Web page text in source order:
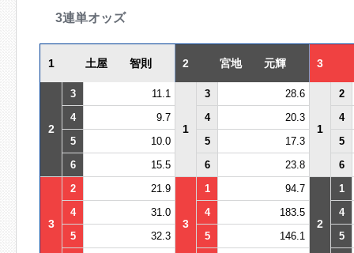
3連単オッズ
1 土屋 智則 2 宮地 元輝 3
2
3 11.1
1
3 28.6
1
2
4
9.7 4 20.3
4
5
10.0 5 17.3
5
6
15.5 6 23.8 6
3
2 21.9
3
1 94.7
2
1
4
31.0 4 183.5
4
5
32.3 5 146.1
5